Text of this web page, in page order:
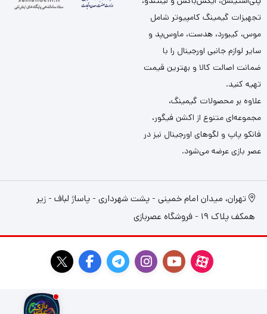
تجهیزات گیمینگ کامپیوتر شامل
موس، کیبورد، هدست، ماوس‌پد و
سایر لوازم جانبی اورجینال را با
ضمانت اصالت کالا و بهترین قیمت
تهیه کنید.
علاوه بر محصولات گیمینگ،
مجموعه‌ای متنوع از اکشن فیگور،
فانکو پاپ و لگوهای اورجینال نیز در
عصر بازی عرضه می‌شود.
تهران، میدان امام خمینی - پشت شهرداری - پاساژ لباف - زیر
همکف پلاک 19 - فروشگاه عصربازی